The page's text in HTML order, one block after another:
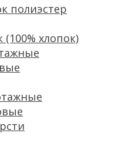
полиэстер
хлопок)